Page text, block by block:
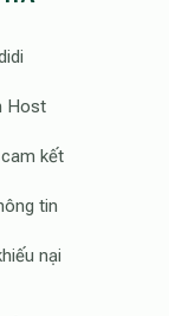
Host
kết
tin
nại